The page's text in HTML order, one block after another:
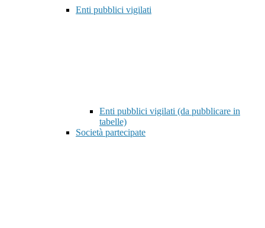
Enti pubblici vigilati
Enti pubblici vigilati (da pubblicare in
tabelle)
Società partecipate